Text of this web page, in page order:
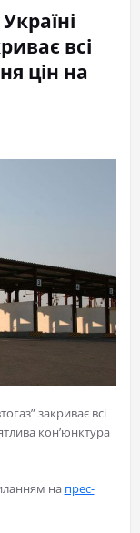
всі
цін на
закриває всі
кон’юнктура
на прес-